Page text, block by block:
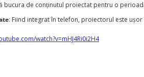
bucura de conținutul proiectat pentru o
: Fiind integrat în telefon, proiectorul este
watch?v=mHJ4Ri0i2H4